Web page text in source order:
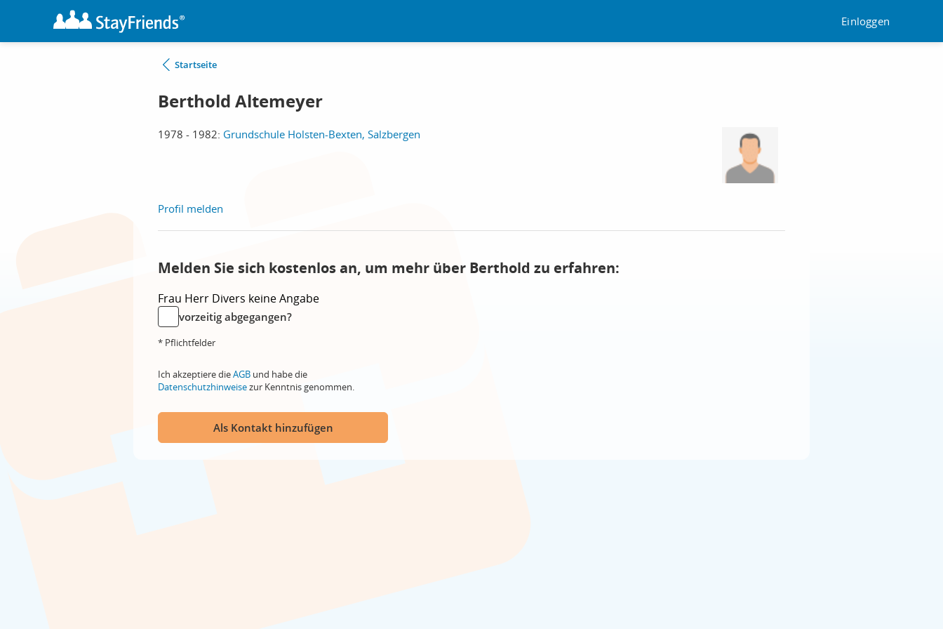
Einloggen
Startseite
Berthold Altemeyer
1978 - 1982: Grundschule Holsten-Bexten, Salzbergen
Profil melden
Melden Sie sich kostenlos an, um mehr über Berthold zu erfahren:
Frau Herr Divers keine Angabe
vorzeitig abgegangen?
* Pflichtfelder
Ich akzeptiere dieAGB und habe die
Datenschutzhinweisezur Kenntnis genommen.
Als Kontakt hinzufügen